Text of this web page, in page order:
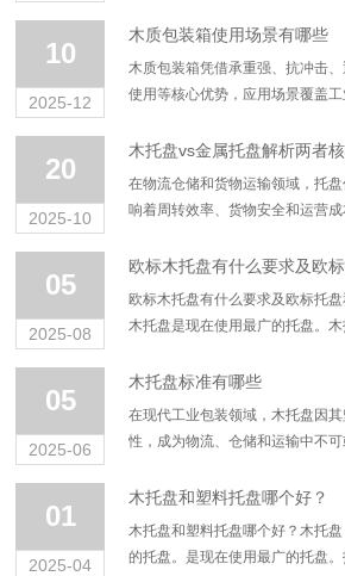
理、干燥固化、后续防护、合规管
10
2025-12
木质包装箱使用场景有哪些
木质包装箱凭借承重强、抗冲击
使用等核心优势，应用场景覆盖
品。以下是其主要使用场景及具体
20
2025-10
木托盘vs金属托盘解析两者
在物流仓储和货物运输领域，托
响着周转效率、货物安全和运营
纠结：到底该选木托盘还是金属
05
2025-08
欧标木托盘有什么要求及欧标托
木托盘是现在使用最广的托盘。
木托盘的优点是东西放在木托盘上
05
2025-06
木托盘标准有哪些
在现代工业包装领域，木托盘因
性，成为物流、仓储和运输中不
工业包装材料。 1.木托盘的国家规
01
2025-04
木托盘和塑料托盘哪个好？
木托盘和塑料托盘哪个好？木托
的托盘。是现在使用最广的托盘